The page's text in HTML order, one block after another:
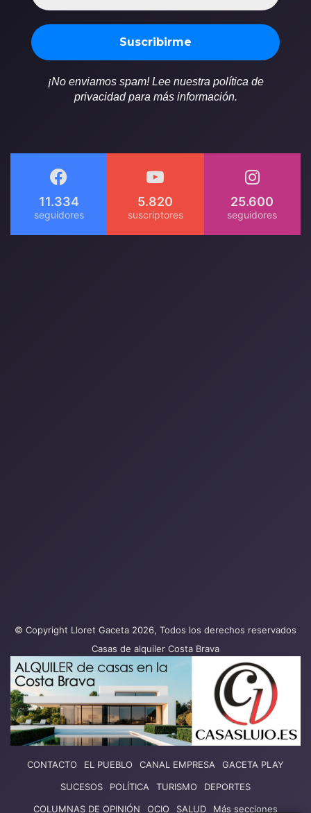
¡No enviamos spam! Lee nuestra política de
privacidad para más información.
11.334 5.820 25.600
© Copyright Lloret Gaceta 2026, Todos los derechos reservados
Casas de alquiler Costa Brava
CONTACTO EL PUEBLO CANAL EMPRESA
GACETA PLAY
SUCESOS
POLÍTICA TURISMO
DEPORTES
COLUMNAS DE OPINIÓN
OCIO SALUD Más secciones